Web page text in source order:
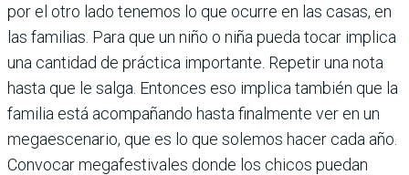
por el otro lado tenemos lo que ocurre en las casas, en
las familias. Para que un niño o niña pueda tocar implica
una cantidad de práctica importante. Repetir una nota
hasta que le salga. Entonces eso implica también que la
familia está acompañando hasta finalmente ver en un
megaescenario, que es lo que solemos hacer cada año.
Convocar megafestivales donde los chicos puedan